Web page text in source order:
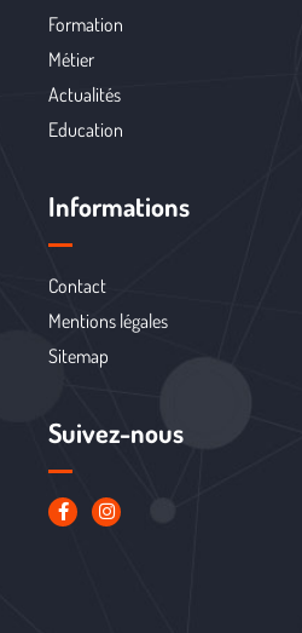
Formation
Métier
Actualités
Education
Informations
Contact
Mentions légales
Sitemap
Suivez-nous